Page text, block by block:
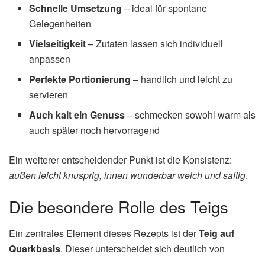
Schnelle Umsetzung – ideal für spontane
Gelegenheiten
Vielseitigkeit– Zutaten lassen sich individuell
anpassen
Perfekte Portionierung – handlich und leicht zu
servieren
Auch kalt ein Genuss– schmecken sowohl warm als
auch später noch hervorragend
Ein weiterer entscheidender Punkt ist die Konsistenz:
außen leicht knusprig, innen wunderbar weich und saftig.
Die besondere Rolle des Teigs
Ein zentrales Element dieses Rezepts ist derTeig auf
Quarkbasis. Dieser unterscheidet sich deutlich von